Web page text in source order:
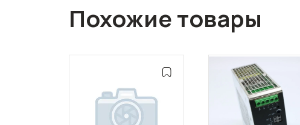
Похожие товары